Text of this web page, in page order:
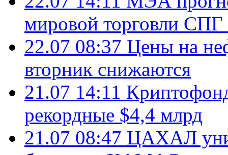
мировой торговли СПГ
22.07 08:37 Цены на
вторник снижаются
21.07 14:11
рекордные $4,4 млрд
21.07 08:47 ЦАХАЛ